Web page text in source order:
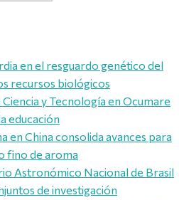
en el resguardo genético del
recursos biológicos
y Tecnología en Ocumare
educación
en China consolida avances para
fino de aroma
Astronómico Nacional de Brasil
de investigación